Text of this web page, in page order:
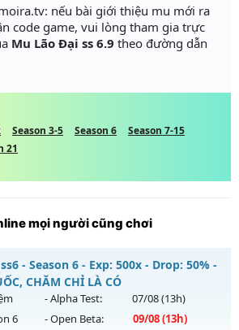
nếu bài giới thiệu mu mới ra
code game, vui lòng tham gia trực
Mu Lão Đại ss 6.9 theo đường dẫn
Season 3-5 Season 6
Season 7-15
21
mọi người cũng chơi
- Season 6 - Exp: 500x - Drop: 50% -
CHĂM CHỈ LÀ CÓ
- Alpha Test: 07/08(13h)
6 - Open Beta: 09/08(13h)